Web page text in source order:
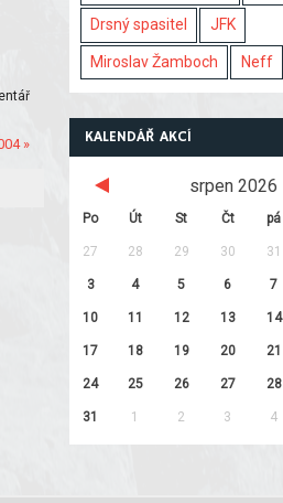
»
Drsný spasitel JFK
Miroslav Žamboch Neff
KALENDÁŘ AKCÍ
srpen 2026
Po Út St Čt pá
27 28 29 30 31
3 4 5 6 7
10 11 12 13 14
17 18 19 20 21
24 25 26 27 28
31 1 2 3 4